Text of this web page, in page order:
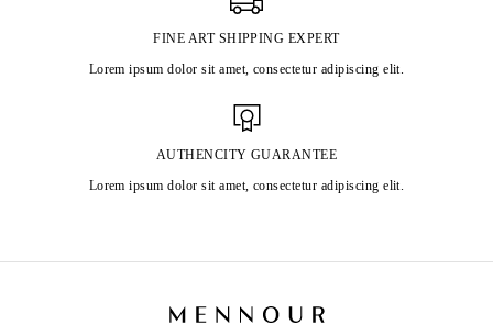
FINE ART SHIPPING EXPERT
Lorem ipsum dolor sit amet, consectetur adipiscing elit.
AUTHENCITY GUARANTEE
Lorem ipsum dolor sit amet, consectetur adipiscing elit.